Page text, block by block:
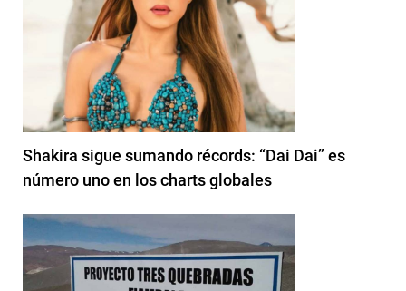
Shakira sigue sumando récords: “Dai Dai” es
número uno en los charts globales